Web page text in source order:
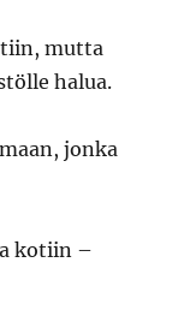
mutta
halua.
jonka
kotiin –